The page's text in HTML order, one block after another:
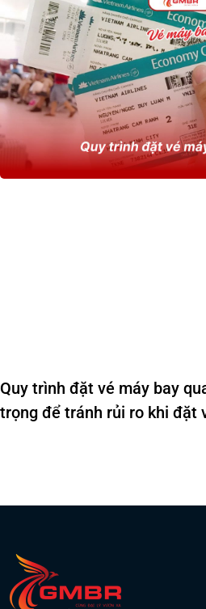
Quy trình đặt vé máy bay
trọng để tránh rủi ro khi đặt